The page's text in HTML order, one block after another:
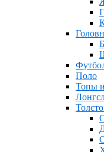
Поло
Топы